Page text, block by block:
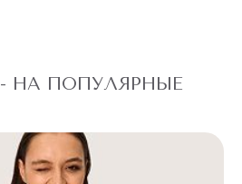
- НА ПОПУЛЯРНЫЕ